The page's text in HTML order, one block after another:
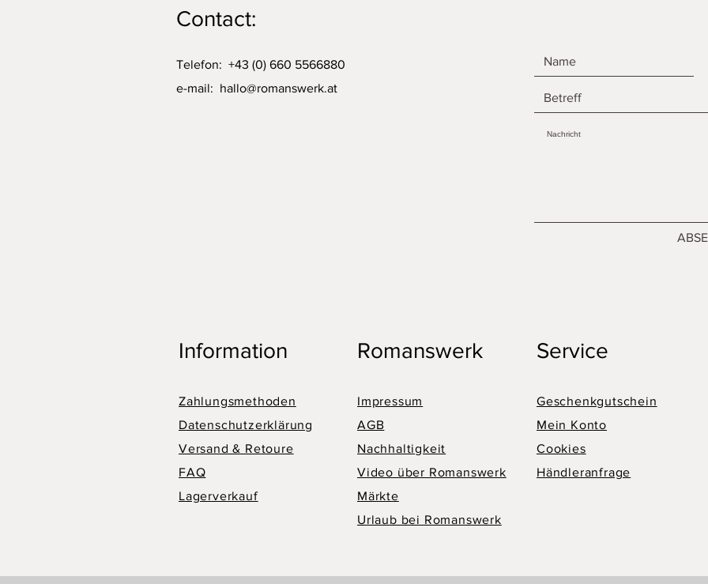
Contact:
Telefon: +43 (0) 660 5566880
e-mail: hallo@romanswerk.at
Information
Zahlungsmethoden
Datenschutzerklärung
Versand & Retoure
FAQ
Lagerverkauf
Romanswerk
Impressum
AGB
Nachhaltigkeit
Video über Romanswerk
Märkte
Urlaub bei Romanswerk
Service
Geschenkgutschein
Mein Konto
Cookies
Händleranfrage